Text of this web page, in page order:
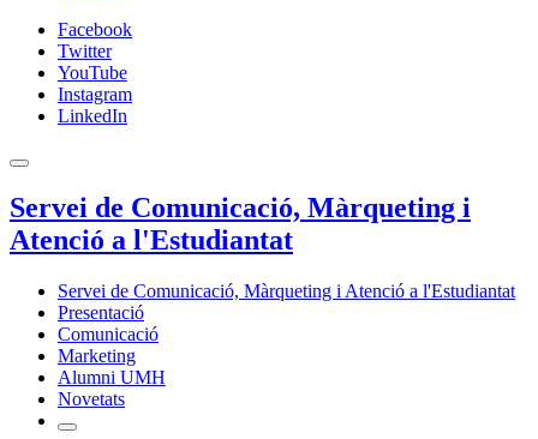
Facebook
Twitter
YouTube
Instagram
LinkedIn
Servei de Comunicació, Màrqueting i
Atenció a l'Estudiantat
Servei de Comunicació, Màrqueting i Atenció a l'Estudiantat
Presentació
Comunicació
Marketing
Alumni UMH
Novetats